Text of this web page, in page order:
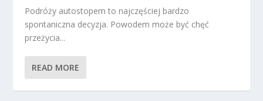
Podróży autostopem to najczęściej bardzo
spontaniczna decyzja. Powodem może być chęć
przeżycia...
READ MORE